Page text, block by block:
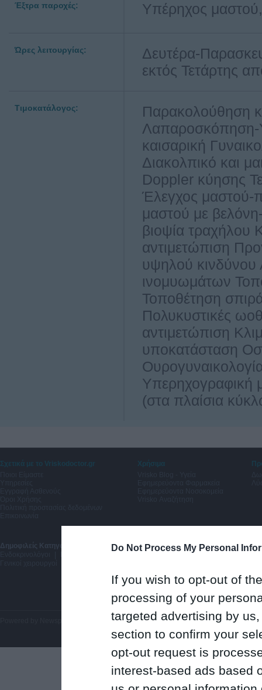
Do Not Process My Personal
If you wish to opt-out of
processing of your
targeted advertising by
section to confirm your
opt-out request is
interest-based ads based
Έξτρα παροχές: Υπέρηχος
Ώρες λειτουργίας:
Δευτέρα-
εκτός Τετάρτης
Τιμοκατάλογος:
Παρακολούθηση
Λαπαροσκόπηση-
καισαρική
Διακολπικό και
Doppler κύησης
Έλεγχος μαστού-
μαστού με
βιοψία τραχήλου
αντιμετώπιση
υψηλού κινδύνου
ινομυωμάτων
Τοποθέτηση
Πολυκυστικές
αντιμετώπιση
υποκατάσταση
Υπερηχογραφική
(στα πλαίσια
Σχετικά με το Vriskodoctor.gr
Χρήσιμα
Δημοφιλείς Κατηγορίες: Δερματολόγοι Αφροδισιολόγοι
Μαιευτήρες
Πνευμονολόγοι
. All rights reserved.